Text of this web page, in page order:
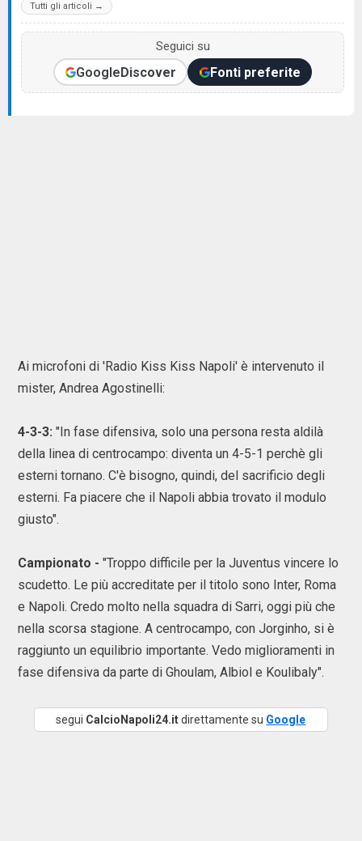
Tutti gli articoli →
Seguici su
GoogleDiscover Fonti preferite
Ai microfoni di 'Radio Kiss Kiss Napoli' è intervenuto il
mister, Andrea Agostinelli:
4-3-3: "In fase difensiva, solo una persona resta aldilà
della linea di centrocampo: diventa un 4-5-1 perchè gli
esterni tornano. C'è bisogno, quindi, del sacrificio degli
esterni. Fa piacere che il Napoli abbia trovato il modulo
giusto".
Campionato - "Troppo difficile per la Juventus vincere lo
scudetto. Le più accreditate per il titolo sono Inter, Roma
e Napoli. Credo molto nella squadra di Sarri, oggi più che
nella scorsa stagione. A centrocampo, con Jorginho, si è
raggiunto un equilibrio importante. Vedo miglioramenti in
fase difensiva da parte di Ghoulam, Albiol e Koulibaly".
segui CalcioNapoli24.itdirettamente su Google